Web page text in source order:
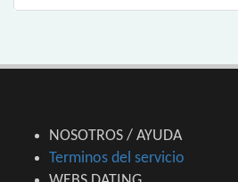
NOSOTROS / AYUDA
Terminos del servicio